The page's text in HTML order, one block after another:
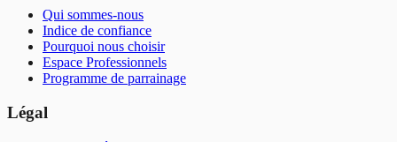
Qui sommes-nous
Indice de confiance
Pourquoi nous choisir
Espace Professionnels
Programme de parrainage
Légal